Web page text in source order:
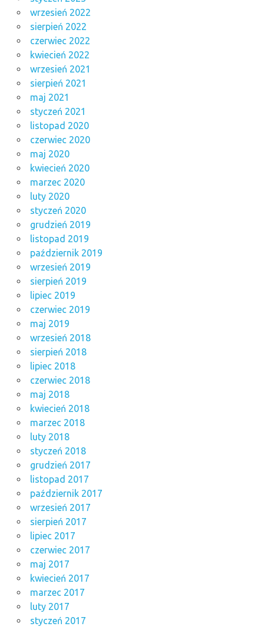
wrzesień 2022
sierpień 2022
czerwiec 2022
kwiecień 2022
wrzesień 2021
sierpień 2021
maj 2021
styczeń 2021
listopad 2020
czerwiec 2020
maj 2020
kwiecień 2020
marzec 2020
luty 2020
styczeń 2020
grudzień 2019
listopad 2019
październik 2019
wrzesień 2019
sierpień 2019
lipiec 2019
czerwiec 2019
maj 2019
wrzesień 2018
sierpień 2018
lipiec 2018
czerwiec 2018
maj 2018
kwiecień 2018
marzec 2018
luty 2018
styczeń 2018
grudzień 2017
listopad 2017
październik 2017
wrzesień 2017
sierpień 2017
lipiec 2017
czerwiec 2017
maj 2017
kwiecień 2017
marzec 2017
luty 2017
styczeń 2017